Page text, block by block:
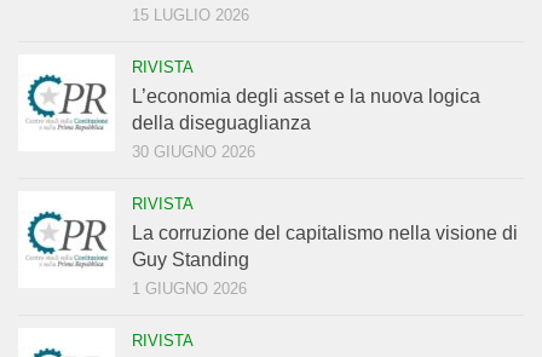
15 LUGLIO 2026
RIVISTA
L’economia degli asset e la nuova logica
della diseguaglianza
30 GIUGNO 2026
RIVISTA
La corruzione del capitalismo nella visione di
Guy Standing
1 GIUGNO 2026
RIVISTA